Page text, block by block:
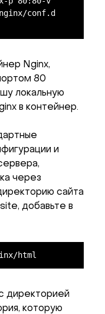
conf.d
Nginx,
80
локальную
в контейнер.
и
через
сайта
добавьте в
html
директорией
которую